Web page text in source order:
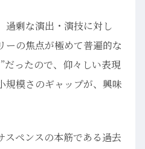
過剰な演出・演技に対し
ーの焦点が極めて普遍的な
だったので、仰々しい表現
規模さのギャップが、興味
スペンスの本筋である過去